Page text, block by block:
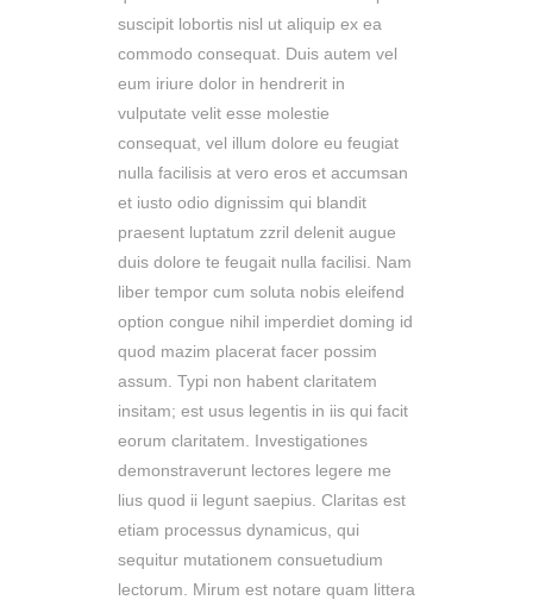
suscipit lobortis nisl ut aliquip ex ea
commodo consequat. Duis autem vel
eum iriure dolor in hendrerit in
vulputate velit esse molestie
consequat, vel illum dolore eu feugiat
nulla facilisis at vero eros et accumsan
et iusto odio dignissim qui blandit
praesent luptatum zzril delenit augue
duis dolore te feugait nulla facilisi. Nam
liber tempor cum soluta nobis eleifend
option congue nihil imperdiet doming id
quod mazim placerat facer possim
assum. Typi non habent claritatem
insitam; est usus legentis in iis qui facit
eorum claritatem. Investigationes
demonstraverunt lectores legere me
lius quod ii legunt saepius. Claritas est
etiam processus dynamicus, qui
sequitur mutationem consuetudium
lectorum. Mirum est notare quam littera